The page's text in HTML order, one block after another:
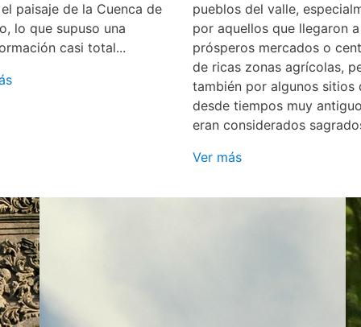
paisaje de la Cuenca de
lo que supuso una
casi total...
pueblos del valle,
por aquellos que llegaron
prósperos mercados o
de ricas zonas agrícolas,
también por algunos sitios
desde tiempos muy
eran considerados
Ver más